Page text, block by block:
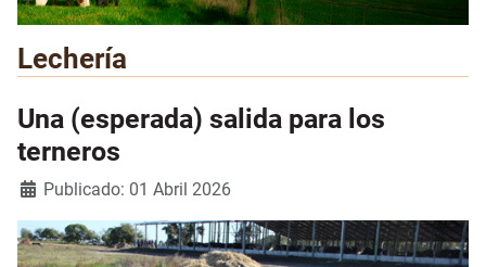
Lechería
Una (esperada) salida para los
terneros
Detalles
Publicado: 01 Abril 2026